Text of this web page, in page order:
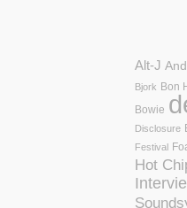
Alt-J
Bjork Bon
Bowie
Disclosure
Festival
Hot